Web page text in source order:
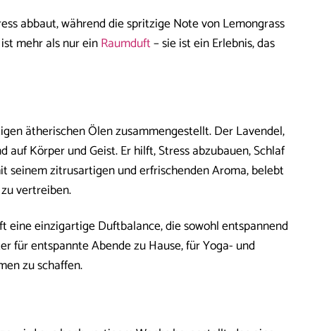
abbaut, während die spritzige Note von Lemongrass
mehr als nur einRaumduft– sie ist ein Erlebnis, das
ätherischen Ölen zusammengestellt. Der Lavendel,
Körper und Geist. Er hilft, Stress abzubauen, Schlaf
seinem zitrusartigen und erfrischenden Aroma, belebt
vertreiben.
eine einzigartige Duftbalance, die sowohl entspannend
für entspannte Abende zu Hause, für Yoga- und
zu schaffen.